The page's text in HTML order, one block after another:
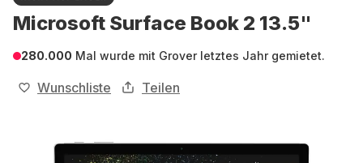
Microsoft Surface Book 2 13.5"
280.000 Mal wurde mit Grover letztes Jahr gemietet.
Wunschliste Teilen